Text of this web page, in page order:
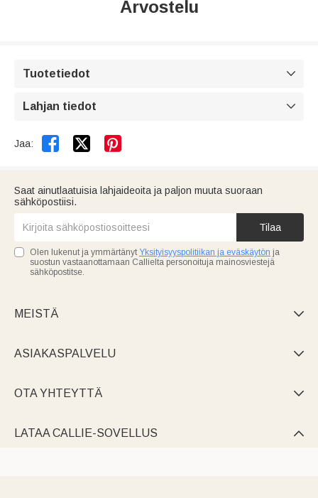
Arvostelu
Tuotetiedot 
Lahjan tiedot 
Jaa:  
Saat ainutlaatuisia lahjaideoita ja paljon muuta suoraan
sähköpostiisi.
Tilaa
Olen lukenut ja ymmärtänyt Yksityisyyspolitiikan ja eväskäytön ja
suostun vastaanottamaan Callielta personoituja mainosviestejä
sähköpostitse.
MEISTÄ 
ASIAKASPALVELU 
OTA YHTEYTTÄ 
LATAA CALLIE-SOVELLUS 